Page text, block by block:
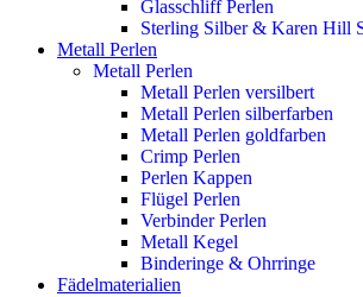
Glasschliff Perlen
Sterling Silber & Karen Hill
Metall Perlen
Metall Perlen
Metall Perlen versilbert
Metall Perlen silberfarben
Metall Perlen goldfarben
Crimp Perlen
Perlen Kappen
Flügel Perlen
Verbinder Perlen
Metall Kegel
Binderinge & Ohrringe
Fädelmaterialien